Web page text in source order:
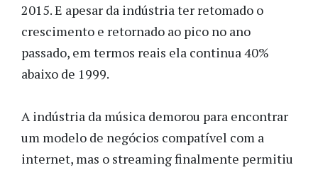
2015. E apesar da indústria ter retomado o
crescimento e retornado ao pico no ano
passado, em termos reais ela continua 40%
abaixo de 1999.
A indústria da música demorou para encontrar
um modelo de negócios compatível com a
internet, mas o streaming finalmente permitiu